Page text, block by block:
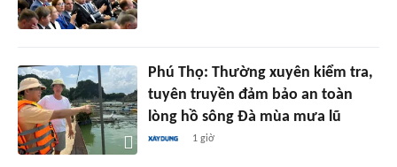
Phú Thọ: Thường xuyên kiểm tra,
tuyên truyền đảm bảo an toàn
lòng hồ sông Đà mùa mưa lũ
1 giờ